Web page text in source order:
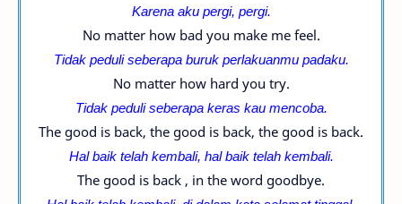
Karena aku pergi, pergi.
No matter how bad you make me feel.
Tidak peduli seberapa buruk perlakuanmu padaku.
No matter how hard you try.
Tidak peduli seberapa keras kau mencoba.
The good is back, the good is back, the good is back.
Hal baik telah kembali, hal baik telah kembali.
The good is back , in the word goodbye.